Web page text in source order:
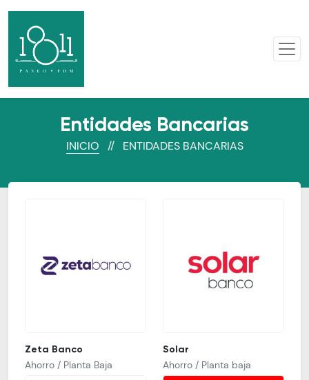
Entidades Bancarias
INICIO // ENTIDADES BANCARIAS
Zeta Banco
Ahorro / Planta Baja
Solar
Ahorro / Planta baja